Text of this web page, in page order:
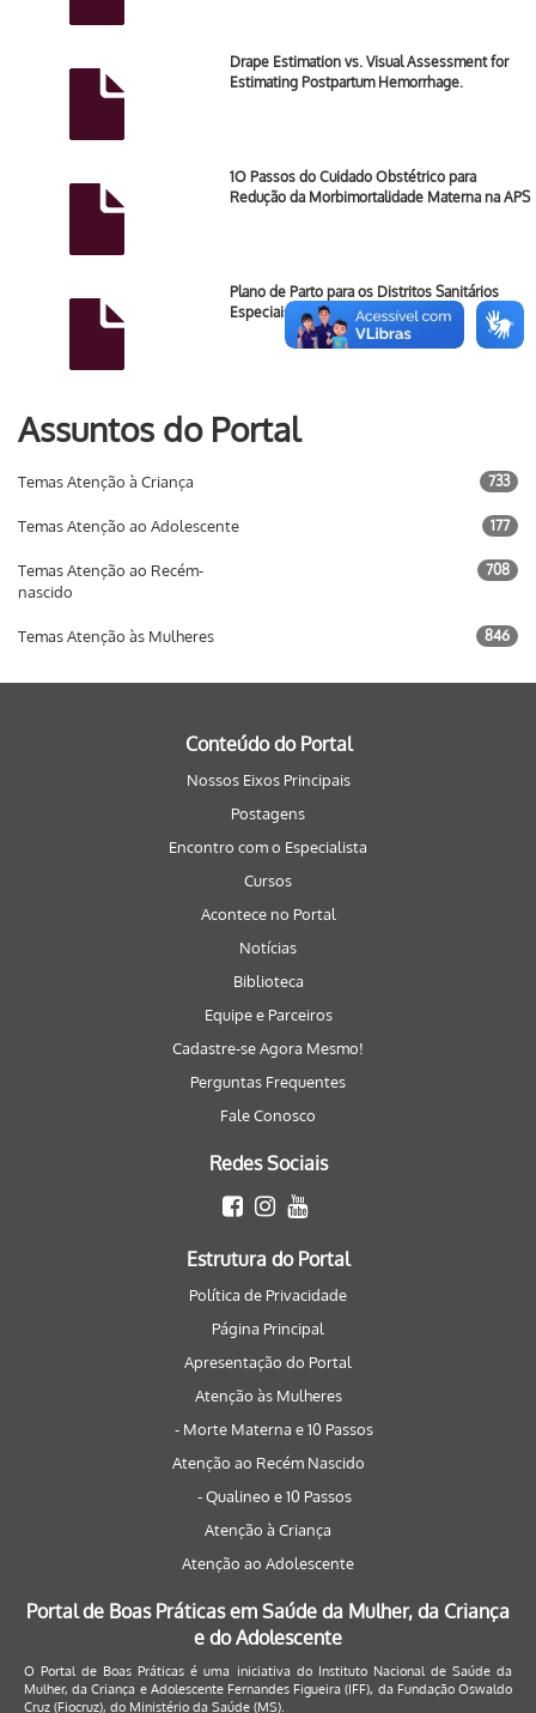
Drape Estimation vs. Visual Assessment for
Estimating Postpartum Hemorrhage.
1O Passos do Cuidado Obstétrico para
Redução da Morbimortalidade Materna na APS
Plano de Parto para os Distritos Sanitários
Especiais Indígenas (DSEI)
Assuntos do Portal
Temas Atenção à Criança 733
Temas Atenção ao Adolescente 177
Temas Atenção ao Recém-
nascido
708
Temas Atenção às Mulheres 846
Conteúdo do Portal
Nossos Eixos Principais
Postagens
Encontro com o Especialista
Cursos
Acontece no Portal
Notícias
Biblioteca
Equipe e Parceiros
Cadastre-se Agora Mesmo!
Perguntas Frequentes
Fale Conosco
Redes Sociais
Estrutura do Portal
Política de Privacidade
Página Principal
Apresentação do Portal
Atenção às Mulheres
- Morte Materna e 10 Passos
Atenção ao Recém Nascido
- Qualineo e 10 Passos
Atenção à Criança
Atenção ao Adolescente
Portal de Boas Práticas em Saúde da Mulher, da Criança
e do Adolescente
O Portal de Boas Práticas é uma iniciativa do Instituto Nacional de Saúde da
Mulher, da Criança e Adolescente Fernandes Figueira (IFF), da Fundação Oswaldo
Cruz (Fiocruz), do Ministério da Saúde (MS).